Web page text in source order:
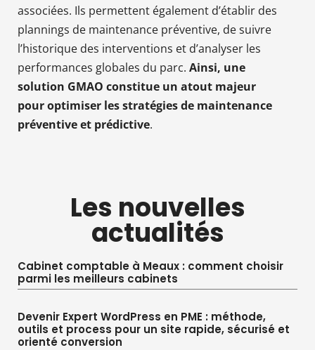
associées. Ils permettent également d’établir des
plannings de maintenance préventive, de suivre
l’historique des interventions et d’analyser les
performances globales du parc. Ainsi, une
solution GMAO constitue un atout majeur
pour optimiser les stratégies de maintenance
préventive et prédictive.
Les nouvelles
actualités
Cabinet comptable à Meaux : comment choisir
parmi les meilleurs cabinets
Devenir Expert WordPress en PME : méthode,
outils et process pour un site rapide, sécurisé et
orienté conversion